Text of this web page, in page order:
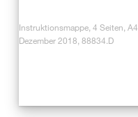
Instruktionsmappe, 4 Seiten, A4
Dezember 2018, 88834.D